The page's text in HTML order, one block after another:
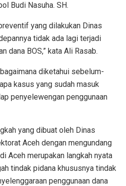
Budi Nasuha. SH.
yang dilakukan Dinas
tidak ada lagi terjadi
dana BOS,” kata Ali Rasab.
diketahui sebelum-
kasus yang sudah masuk
penyelewengan penggunaan
yang dibuat oleh Dinas
Aceh dengan mengundang
Aceh merupakan langkah nyata
tindak pidana khususnya tindak
penggunaan dana